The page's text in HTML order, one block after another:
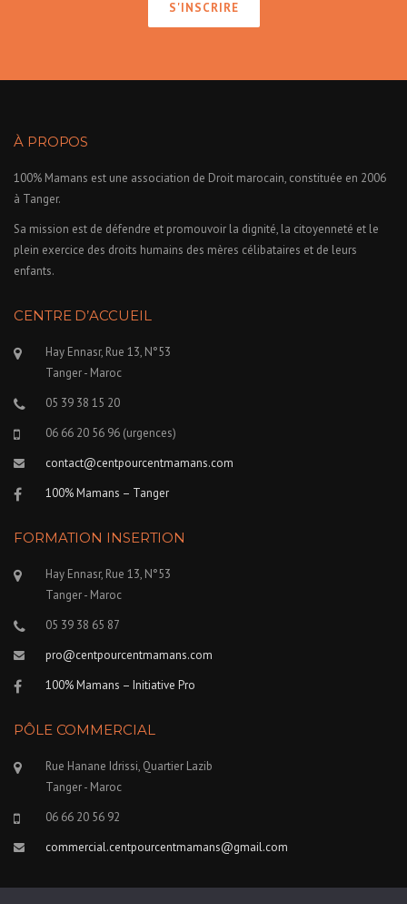
À PROPOS
100% Mamans est une association de Droit marocain, constituée en 2006
à Tanger.
Sa mission est de défendre et promouvoir la dignité, la citoyenneté et le
plein exercice des droits humains des mères célibataires et de leurs
enfants.
CENTRE D’ACCUEIL
Hay Ennasr, Rue 13, N°53
Tanger - Maroc
05 39 38 15 20
06 66 20 56 96 (urgences)
contact@centpourcentmamans.com
100% Mamans – Tanger
FORMATION INSERTION
Hay Ennasr, Rue 13, N°53
Tanger - Maroc
05 39 38 65 87
pro@centpourcentmamans.com
100% Mamans – Initiative Pro
PÔLE COMMERCIAL
Rue Hanane Idrissi, Quartier Lazib
Tanger - Maroc
06 66 20 56 92
commercial.centpourcentmamans@gmail.com